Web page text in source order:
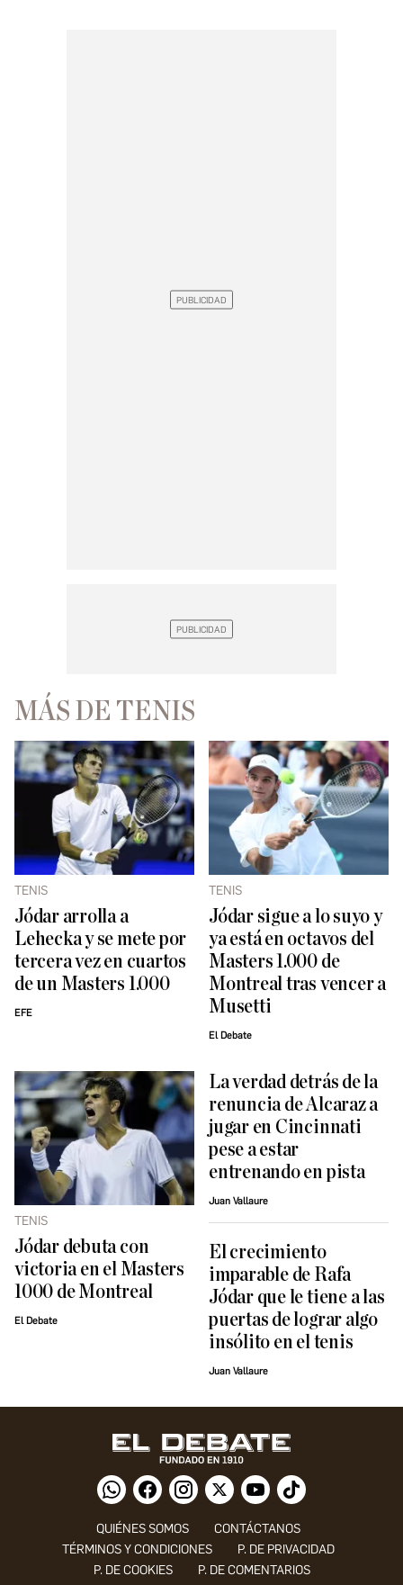
MÁS DE TENIS
TENIS
Jódar arrolla a
Lehecka y se mete por
tercera vez en cuartos
de un Masters 1.000
EFE
TENIS
Jódar sigue a lo suyo y
ya está en octavos del
Masters 1.000 de
Montreal tras vencer a
Musetti
El Debate
TENIS
Jódar debuta con
victoria en el Masters
1000 de Montreal
El Debate
La verdad detrás de la
renuncia de Alcaraz a
jugar en Cincinnati
pese a estar
entrenando en pista
Juan Vallaure
El crecimiento
imparable de Rafa
Jódar que le tiene a las
puertas de lograr algo
insólito en el tenis
Juan Vallaure
QUIÉNES SOMOS
CONTÁCTANOS
TÉRMINOS Y CONDICIONES
P. DE PRIVACIDAD
P. DE COOKIES
P. DE COMENTARIOS